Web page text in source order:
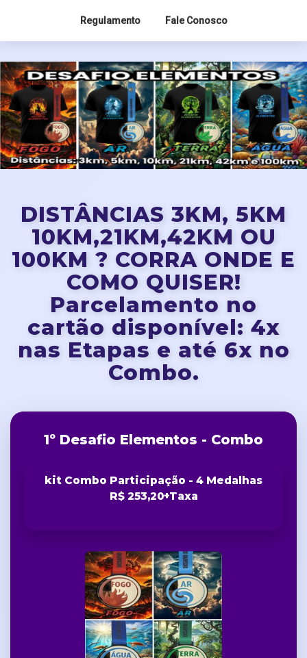
Regulamento Fale Conosco
DISTÂNCIAS 3KM, 5KM
10KM,21KM,42KM OU
100KM ? CORRA ONDE E
COMO QUISER!
Parcelamento no
cartão disponível: 4x
nas Etapas e até 6x no
Combo.
1º Desafio Elementos - Combo
kit Combo Participação - 4 Medalhas
R$ 253,20+Taxa